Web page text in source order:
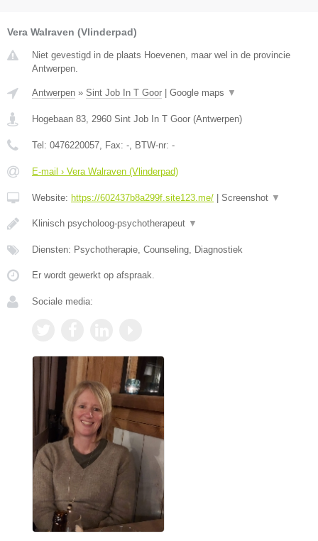
Vera Walraven (Vlinderpad)
Niet gevestigd in de plaats Hoevenen, maar wel in de provincie
Antwerpen.
Antwerpen » Sint Job In T Goor | Google maps ▼
Hogebaan 83 2960 Sint Job In T Goor (Antwerpen)
Tel: 0476220057 , Fax: - , BTW-nr: -
E-mail › Vera Walraven (Vlinderpad)
Website: https://602437b8a299f.site123.me/ | Screenshot ▼
Klinisch psycholoog-psychotherapeut ▼
Diensten: Psychotherapie, Counseling, Diagnostiek
Er wordt gewerkt op afspraak.
Sociale media: